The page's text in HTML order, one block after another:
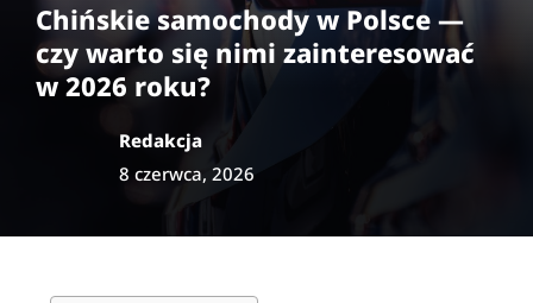
Chińskie samochody w Polsce —
czy warto się nimi zainteresować
w 2026 roku?
Redakcja
8 czerwca, 2026